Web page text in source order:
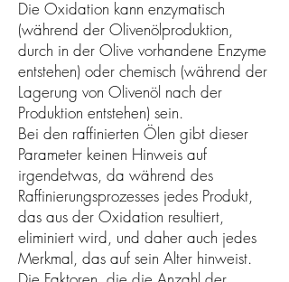
Die Oxidation kann enzymatisch
(während der Olivenölproduktion,
durch in der Olive vorhandene Enzyme
entstehen) oder chemisch (während der
Lagerung von Olivenöl nach der
Produktion entstehen) sein.
Bei den raffinierten Ölen gibt dieser
Parameter keinen Hinweis auf
irgendetwas, da während des
Raffinierungsprozesses jedes Produkt,
das aus der Oxidation resultiert,
eliminiert wird, und daher auch jedes
Merkmal, das auf sein Alter hinweist.